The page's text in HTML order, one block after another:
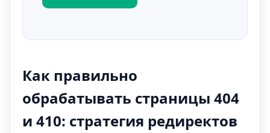
Как правильно
обрабатывать страницы 404
и 410: стратегия редиректов